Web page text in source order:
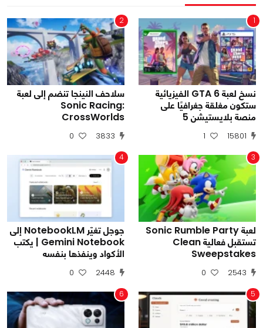
1
نسخ لعبة GTA 6 الفيزيائية
ستكون مغلقة جغرافيًا على
منصة بلايستيشن 5
15801
1
2
سلاحف النينجا تنضم إلى لعبة
Sonic Racing:
CrossWorlds
3833
0
3
لعبة Sonic Rumble Party
تستقبل فعالية Clean
Sweepstakes
2543
0
4
جوجل تغيّر NotebookLM إلى
Gemini Notebook | يكتب
الأكواد وينفذها بنفسه
2448
0
5
6